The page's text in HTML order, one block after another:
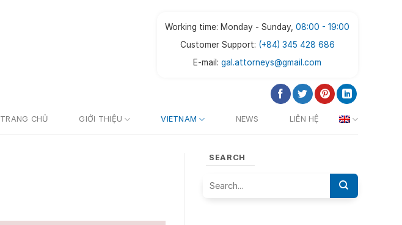
Working time: Monday - Sunday,08:00 - 19:00
Customer Support: (+84) 345 428 686
E-mail:gal.attorneys@gmail.com
TRANG CHỦ GIỚI THIỆU VIETNAM NEWS LIÊN HỆ
SEARCH